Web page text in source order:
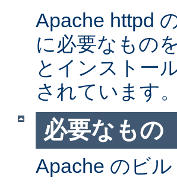
Apache httpd
に必要なもの
とインストー
されています。
必要なもの
Apache のビ